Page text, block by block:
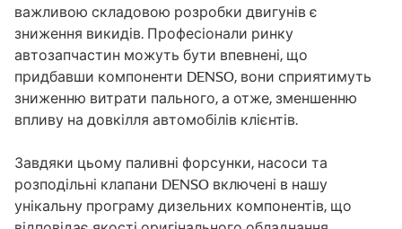
важливою складовою розробки двигунів є
зниження викидів. Професіонали ринку
автозапчастин можуть бути впевнені, що
придбавши компоненти DENSO, вони сприятимуть
зниженню витрати пального, а отже, зменшенню
впливу на довкілля автомобілів клієнтів.
Завдяки цьому паливні форсунки, насоси та
розподільні клапани DENSO включені в нашу
унікальну програму дизельних компонентів, що